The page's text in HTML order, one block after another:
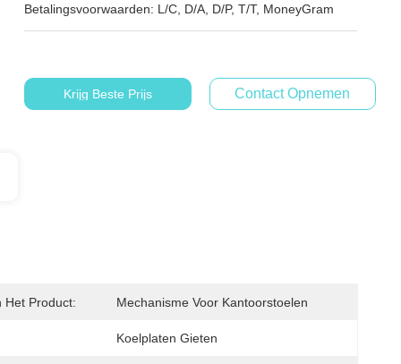
Betalingsvoorwaarden: L/C, D/A, D/P, T/T, MoneyGram
Krijg Beste Prijs Contact Opnemen
Het Product: Mechanisme Voor Kantoorstoelen
Koelplaten Gieten